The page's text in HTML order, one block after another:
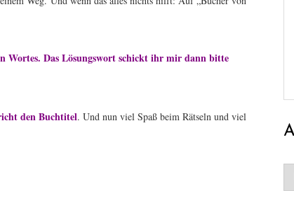
Wortes. Das Lösungswort schickt ihr mir dann bitte
den Buchtitel. Und nun viel Spaß beim Rätseln und viel